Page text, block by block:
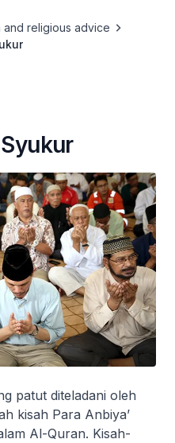
and religious advice
patut diteladani oleh
kisah Para Anbiya’
Al-Quran. Kisah-